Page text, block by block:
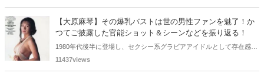
の軌跡を官能ショットを一緒に振り返っていきます。
【大原麻琴】その爆乳バストは世の男性ファンを魅了！か
つてご披露した官能ショット＆シーンなどを振り返る！
1980年代後半に登場し、セクシー系グラビアアイドルとして存在感を
発揮した大原麻琴さん。そのダイナマイトボディー・爆乳バストの衝
11437views